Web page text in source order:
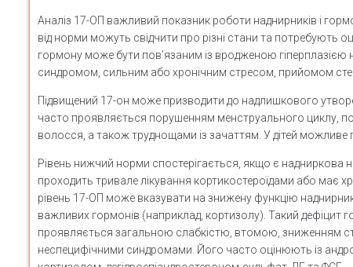
Аналіз 17-ОП важливий показник роботи наднирників і
від норми можуть свідчити про різні стани та потребують
гормону може бути повʼязаним із вродженою гіперплазією
синдромом, сильним або хронічним стресом, прийомом
Підвищений 17-он може призводити до надлишкового
часто проявляється порушенням менструального циклу,
волосся, а також труднощами із зачаттям. У дітей можливе
Рівень нижчий норми спостерігається, якщо є надниркова
проходить тривале лікування кортикостероїдами або має
рівень 17-ОП може вказувати на знижену функцію
важливих гормонів (наприклад, кортизолу). Такий дефіцит
проявляється загальною слабкістю, втомою, зниженням
неспецифічними синдромами. Його часто оцінюють із